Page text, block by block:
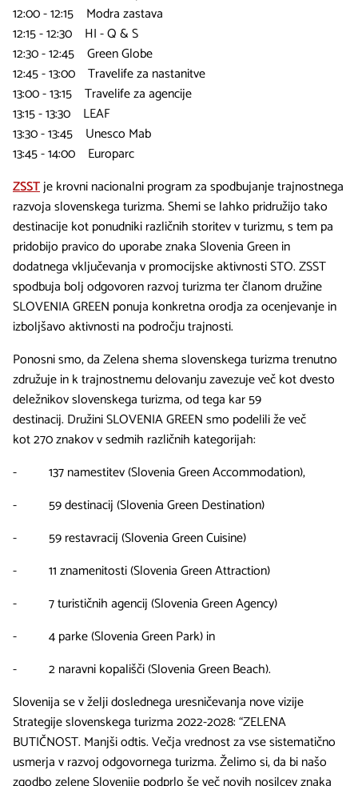
12:00 - 12:15 Modra zastava
12:15 - 12:30 HI - Q & S
12:30 - 12:45 Green Globe
12:45 - 13:00 Travelife za nastanitve
13:00 - 13:15 Travelife za agencije
13:15 - 13:30 LEAF
13:30 - 13:45 Unesco Mab
13:45 - 14:00 Europarc
ZSSTje krovni nacionalni program za spodbujanje trajnostnega
razvoja slovenskega turizma. Shemi se lahko pridružijo tako
destinacije kot ponudniki različnih storitev v turizmu, s tem pa
pridobijo pravico do uporabe znaka Slovenia Green in
dodatnega vključevanja v promocijske aktivnosti STO. ZSST
spodbuja bolj odgovoren razvoj turizma ter članom družine
SLOVENIA GREEN ponuja konkretna orodja za ocenjevanje in
izboljšavo aktivnosti na področju trajnosti.
Ponosni smo, da Zelena shema slovenskega turizma trenutno
združuje in k trajnostnemu delovanju zavezuje več kot dvesto
deležnikov slovenskega turizma, od tega kar 59
destinacij. Družini SLOVENIA GREEN smo podelili že več
kot 270 znakov v sedmih različnih kategorijah:
- 137 namestitev (Slovenia Green Accommodation),
- 59 destinacij (Slovenia Green Destination)
- 59 restavracij (Slovenia Green Cuisine)
- 11 znamenitosti (Slovenia Green Attraction)
- 7 turističnih agencij (Slovenia Green Agency)
- 4 parke (Slovenia Green Park) in
- 2 naravni kopališči (Slovenia Green Beach).
Slovenija se v želji doslednega uresničevanja nove vizije
Strategije slovenskega turizma 2022-2028: “ZELENA
BUTIČNOST. Manjši odtis. Večja vrednost za vse sistematično
usmerja v razvoj odgovornega turizma. Želimo si, da bi našo